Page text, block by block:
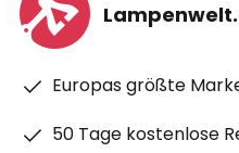
Europas größte
50 Tage kostenlose